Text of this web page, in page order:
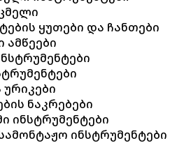
ყუთები და ჩანთები
ამწეები
ურიკები
ნაკრებები
ინსტრუმენტები
ინსტრუმენტები